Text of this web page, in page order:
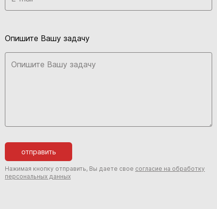
Опишите Вашу задачу
отправить
Нажимая кнопку отправить, Вы даете свое согласие на обработку
персональных данных